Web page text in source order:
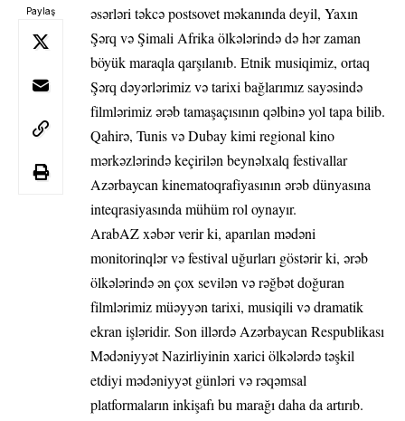
Paylaş
əsərləri təkcə postsovet məkanında deyil, Yaxın
Şərq və Şimali Afrika ölkələrində də hər zaman
böyük maraqla qarşılanıb. Etnik musiqimiz, ortaq
Şərq dəyərlərimiz və tarixi bağlarımız sayəsində
filmlərimiz ərəb tamaşaçısının qəlbinə yol tapa bilib.
Qahirə, Tunis və Dubay kimi regional kino
mərkəzlərində keçirilən beynəlxalq festivallar
Azərbaycan kinematoqrafiyasının ərəb dünyasına
inteqrasiyasında mühüm rol oynayır.
ArabAZ xəbər verir ki, aparılan mədəni
monitorinqlər və festival uğurları göstərir ki, ərəb
ölkələrində ən çox sevilən və rəğbət doğuran
filmlərimiz müəyyən tarixi, musiqili və dramatik
ekran işləridir. Son illərdə Azərbaycan Respublikası
Mədəniyyət Nazirliyinin xarici ölkələrdə təşkil
etdiyi mədəniyyət günləri və rəqəmsal
platformaların inkişafı bu marağı daha da artırıb.